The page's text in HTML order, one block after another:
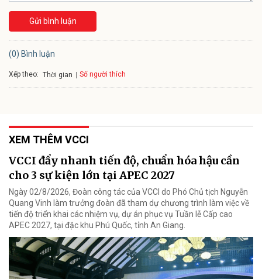
Gửi bình luận
(0) Bình luận
Xếp theo: Thời gian Số người thích
XEM THÊM VCCI
VCCI đẩy nhanh tiến độ, chuẩn hóa hậu cần
cho 3 sự kiện lớn tại APEC 2027
Ngày 02/8/2026, Đoàn công tác của VCCI do Phó Chủ tịch Nguyễn
Quang Vinh làm trưởng đoàn đã tham dự chương trình làm việc về
tiến độ triển khai các nhiệm vụ, dự án phục vụ Tuần lễ Cấp cao
APEC 2027, tại đặc khu Phú Quốc, tỉnh An Giang.